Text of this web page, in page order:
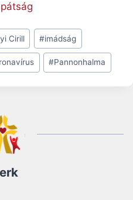
Cirill #imádság
#Pannonhalma